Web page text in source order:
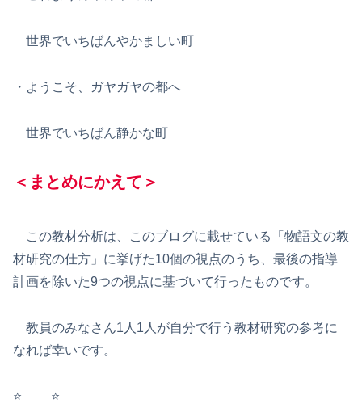
世界でいちばんやかましい町
・ようこそ、ガヤガヤの都へ
世界でいちばん静かな町
＜まとめにかえて＞
この教材分析は、このブログに載せている「物語文の教
材研究の仕方」に挙げた10個の視点のうち、最後の指導
計画を除いた9つの視点に基づいて行ったものです。
教員のみなさん1人1人が自分で行う教材研究の参考に
なれば幸いです。
⭐️ ⭐️